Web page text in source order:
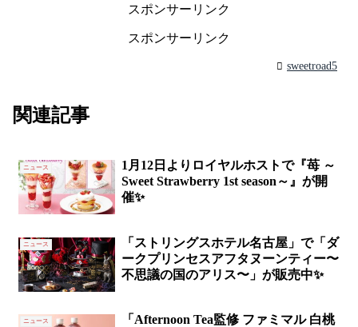
スポンサーリンク
スポンサーリンク
sweetroad5
関連記事
ニュース
1月12日よりロイヤルホストで『苺 ～
Sweet Strawberry 1st season～』が開
催✨
ニュース
「ストリングスホテル名古屋」で「ダ
ークプリンセスアフタヌーンティー〜
不思議の国のアリス〜」が販売中✨
ニュース
「Afternoon Tea監修 ファミマル 白桃